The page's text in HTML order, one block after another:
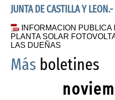
JUNTA DE CASTILLA Y
INFORMACION
PLANTA SOLAR
LAS DUEÑAS
Más boletines